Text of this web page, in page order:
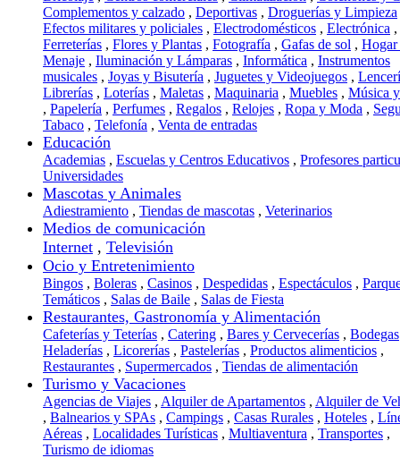
Complementos y calzado , Deportivas , Droguerías y Limpieza
Efectos militares y policiales , Electrodomésticos , Electrónica ,
Ferreterías , Flores y Plantas , Fotografía , Gafas de sol ,
Menaje , Iluminación y Lámparas , Informática , Instrumentos
musicales , Joyas y Bisutería , Juguetes y Videojuegos ,
Librerías , Loterías , Maletas , Maquinaria , Muebles , Música
, Papelería , Perfumes , Regalos , Relojes , Ropa y Moda ,
Tabaco , Telefonía , Venta de entradas
Educación
Academias , Escuelas y Centros Educativos , Profesores
Universidades
Mascotas y Animales
Adiestramiento , Tiendas de mascotas , Veterinarios
Medios de comunicación
Internet , Televisión
Ocio y Entretenimiento
Bingos , Boleras , Casinos , Despedidas , Espectáculos ,
Temáticos , Salas de Baile , Salas de Fiesta
Restaurantes, Gastronomía y Alimentación
Cafeterías y Teterías , Catering , Bares y Cervecerías , Bodegas
Heladerías , Licorerías , Pastelerías , Productos alimenticios ,
Restaurantes , Supermercados , Tiendas de alimentación
Turismo y Vacaciones
Agencias de Viajes , Alquiler de Apartamentos , Alquiler de
, Balnearios y SPAs , Campings , Casas Rurales , Hoteles ,
Aéreas , Localidades Turísticas , Multiaventura , Transportes ,
Turismo de idiomas